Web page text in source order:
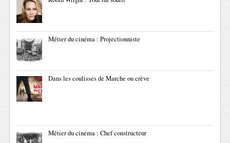
Métier du cinéma : Projectionniste
Dans les coulisses de Marche ou crève
Métier du cinéma : Chef constructeur